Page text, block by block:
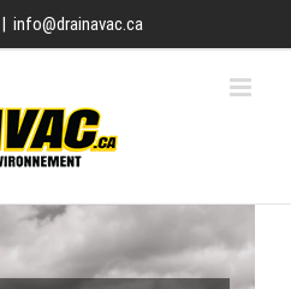
| info@drainavac.ca